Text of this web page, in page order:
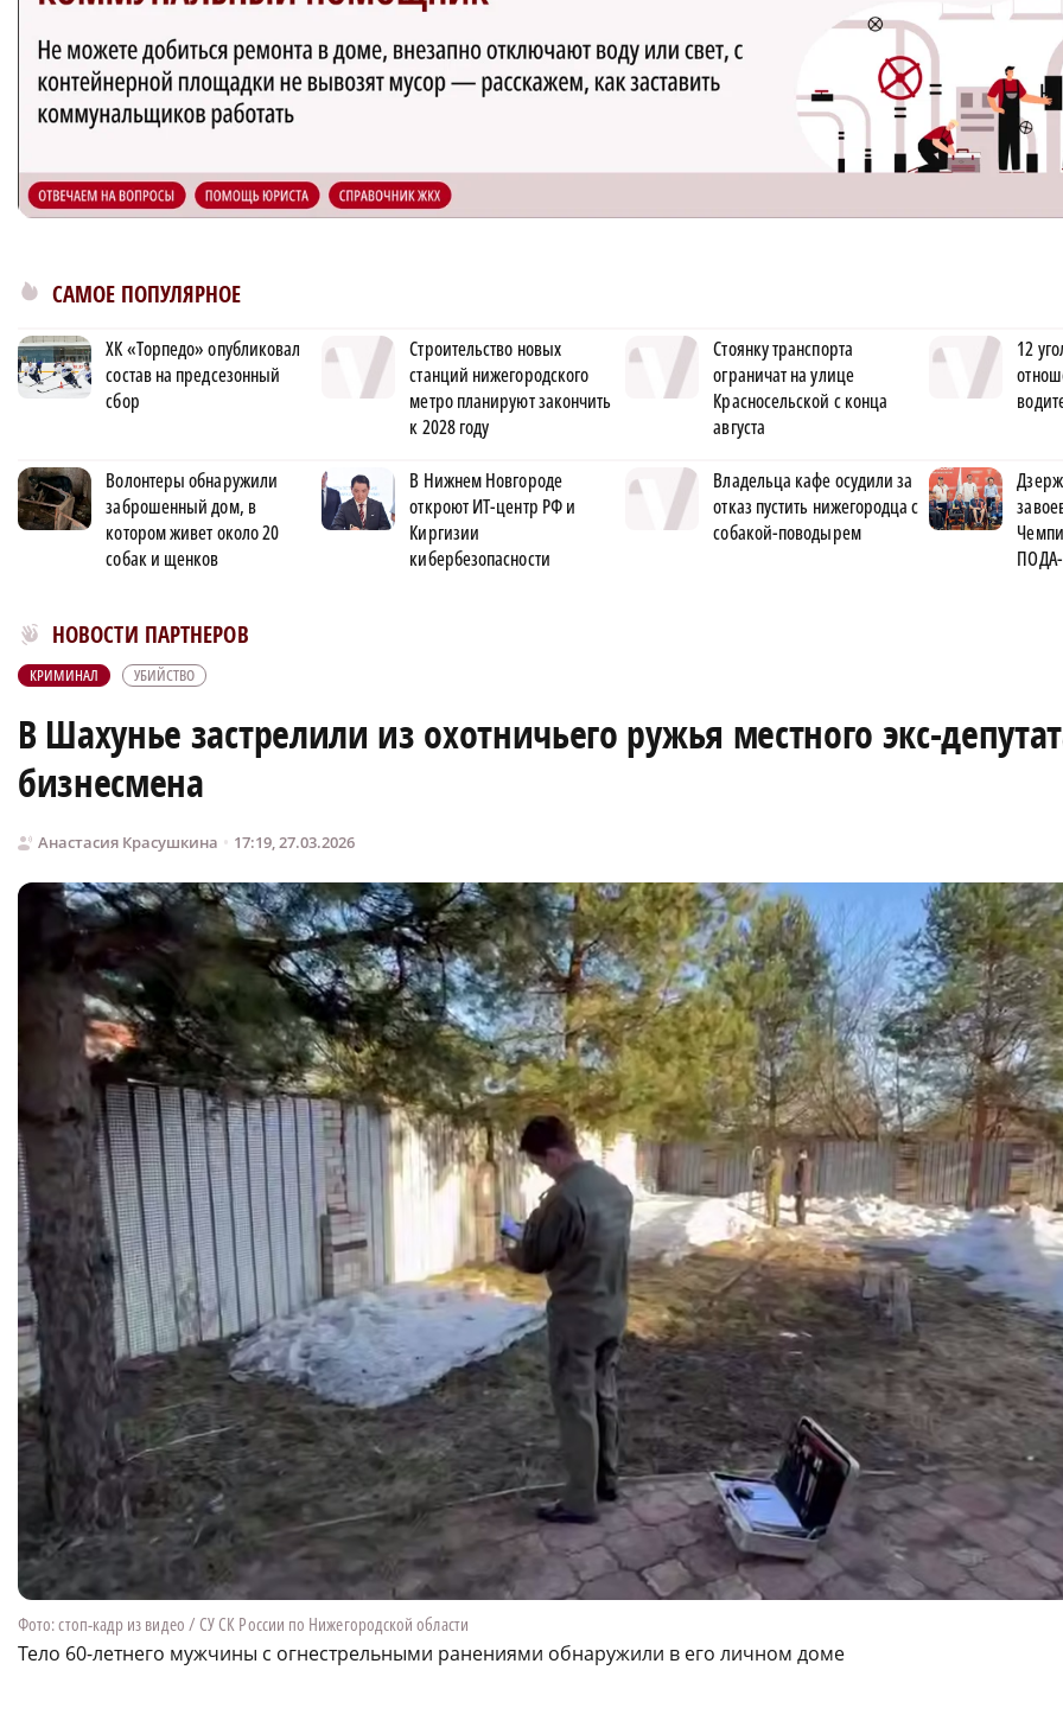
САМОЕ ПОПУЛЯРНОЕ
ХК «Торпедо» опубликовал
состав на предсезонный
сбор
Строительство новых
станций нижегородского
метро планируют закончить
к 2028 году
Стоянку транспорта
ограничат на улице
Красносельской с конца
августа
12
Волонтеры обнаружили
заброшенный дом, в
котором живет около 20
собак и щенков
В Нижнем Новгороде
откроют ИТ-центр РФ и
Киргизии
кибербезопасности
Владельца кафе осудили за
отказ пустить нижегородца с
собакой-поводырем
ПОДА-
НОВОСТИ ПАРТНЕРОВ
Новости МирТесен
КРИМИНАЛ УБИЙСТВО
В Шахунье застрелили из охотничьего ружья местного экс-
бизнесмена
Анастасия Красушкина 17:19, 27.03.2026
Фото: стоп-кадр из видео / СУ СК России по Нижегородской области
Тело 60-летнего мужчины с огнестрельными ранениями обнаружили в его личном доме